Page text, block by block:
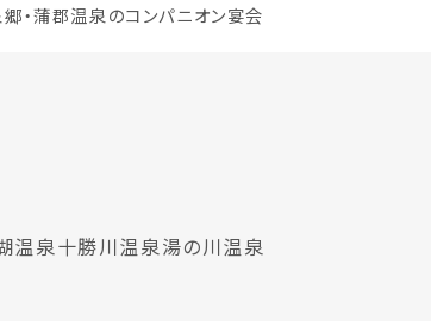
・蒲郡温泉のコンパニオン宴会
温泉十勝川温泉湯の川温泉